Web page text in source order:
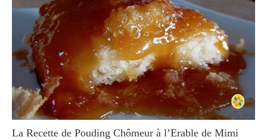
La Recette de Pouding Chômeur à l’Erable de Mimi